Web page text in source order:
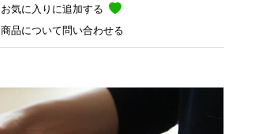
お気に入りに追加する
商品について問い合わせる